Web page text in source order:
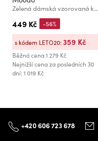
Zelená dámská vzorovaná košile Moodo
449 Kč
Běžná cena1 279 Kč
Nejnižší cena za posledních 30
dní: 1 019 Kč
-56%
s kódem LETO20:359 Kč
+420 606 723 678